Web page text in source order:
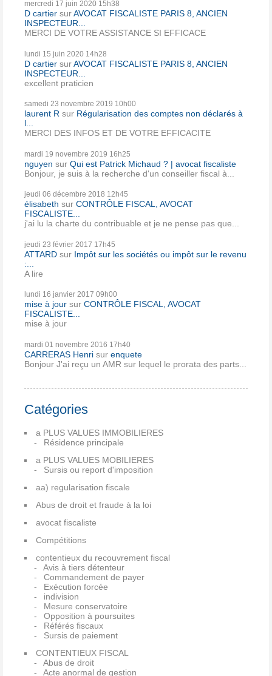
mercredi 17 juin 2020 15h38
D cartier surAVOCAT FISCALISTE PARIS 8, ANCIEN
INSPECTEUR...
MERCI DE VOTRE ASSISTANCE SI EFFICACE
lundi 15 juin 2020 14h28
D cartier surAVOCAT FISCALISTE PARIS 8, ANCIEN
INSPECTEUR...
excellent praticien
samedi 23 novembre 2019 10h00
laurent R sur Régularisation des comptes non déclarés à
l...
MERCI DES INFOS ET DE VOTRE EFFICACITE
mardi 19 novembre 2019 16h25
nguyen sur Qui est Patrick Michaud ? | avocat fiscaliste
Bonjour, je suis à la recherche d'un conseiller fiscal à...
jeudi 06 décembre 2018 12h45
élisabeth sur CONTRÔLE FISCAL, AVOCAT
FISCALISTE...
j'ai lu la charte du contribuable et je ne pense pas que...
jeudi 23 février 2017 17h45
ATTARD sur Impôt sur les sociétés ou impôt sur le revenu
:...
A lire
lundi 16 janvier 2017 09h00
mise à jour sur CONTRÔLE FISCAL, AVOCAT
FISCALISTE...
mise à jour
mardi 01 novembre 2016 17h40
CARRERAS Henri sur enquete
Bonjour J'ai reçu un AMR sur lequel le prorata des parts...
Catégories
a PLUS VALUES IMMOBILIERES
Résidence principale
a PLUS VALUES MOBILIERES
Sursis ou report d'imposition
aa) regularisation fiscale
Abus de droit et fraude à la loi
avocat fiscaliste
Compétitions
contentieux du recouvrement fiscal
Avis à tiers détenteur
Commandement de payer
Exécution forcée
indivision
Mesure conservatoire
Opposition à poursuites
Référés fiscaux
Sursis de paiement
CONTENTIEUX FISCAL
Abus de droit
Acte anormal de gestion